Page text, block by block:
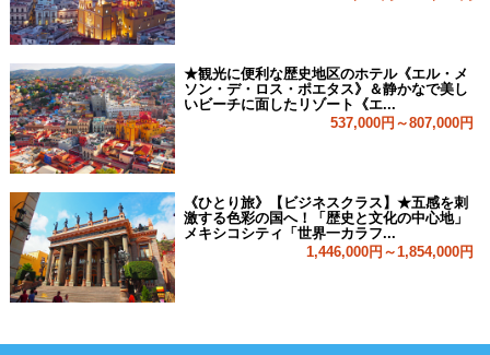
★観光に便利な歴史地区のホテル《エル・メ
ソン・デ・ロス・ポエタス》＆静かなで美し
いビーチに面したリゾート《エ...
537,000円～807,000円
《ひとり旅》【ビジネスクラス】★五感を刺
激する色彩の国へ！「歴史と文化の中心地」
メキシコシティ「世界一カラフ...
1,446,000円～1,854,000円